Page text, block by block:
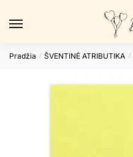
Pradžia / ŠVENTINĖ ATRIBUTIKA /